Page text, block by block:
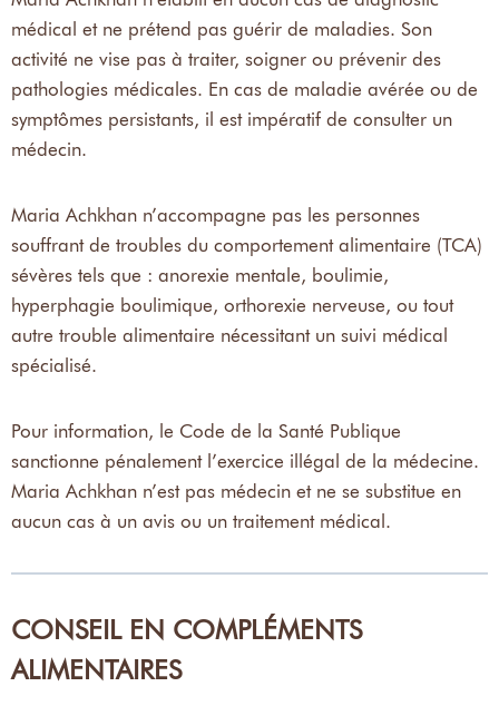
médical et ne prétend pas guérir de maladies. Son
activité ne vise pas à traiter, soigner ou prévenir des
pathologies médicales. En cas de maladie avérée ou de
symptômes persistants, il est impératif de consulter un
médecin.
Maria Achkhan n’accompagne pas les personnes
souffrant de troubles du comportement alimentaire (TCA)
sévères tels que : anorexie mentale, boulimie,
hyperphagie boulimique, orthorexie nerveuse, ou tout
autre trouble alimentaire nécessitant un suivi médical
spécialisé.
Pour information, le Code de la Santé Publique
sanctionne pénalement l’exercice illégal de la médecine.
Maria Achkhan n’est pas médecin et ne se substitue en
aucun cas à un avis ou un traitement médical.
CONSEIL EN COMPLÉMENTS
ALIMENTAIRES